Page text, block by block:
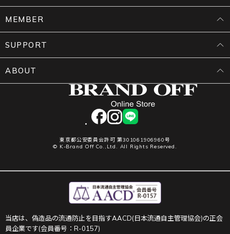
facebookinstagram
LINE
東京都公安委員会許可 第301061906960号
© K-Brand Off Co.,Ltd. All Rights Reserved.
MEMBER
SUPPORT
ABOUT
当店は、偽造品の流通防止を目指すAACD(日本流通自主管理協会)の正会
員企業です(会員番号：R-0157)